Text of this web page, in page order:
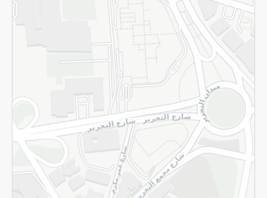
قم بالتسجيل للنشرة
©2026 - Spinneys | جميع الحقوق محفوظة